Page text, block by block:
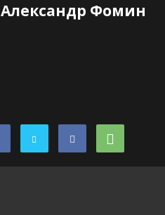
Александр Фомин